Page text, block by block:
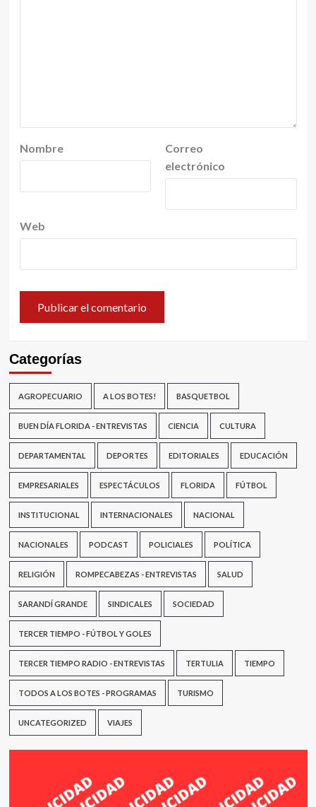
Nombre
Correo
electrónico
Web
Categorías
AGROPECUARIO A LOS BOTES! BASQUETBOL
BUEN DÍA FLORIDA - ENTREVISTAS CIENCIA CULTURA
DEPARTAMENTAL DEPORTES EDITORIALES EDUCACIÓN
EMPRESARIALES ESPECTÁCULOS FLORIDA FÚTBOL
INSTITUCIONAL INTERNACIONALES NACIONAL
NACIONALES PODCAST POLICIALES POLÍTICA
RELIGIÓN ROMPECABEZAS - ENTREVISTAS SALUD
SARANDÍ GRANDE SINDICALES SOCIEDAD
TERCER TIEMPO - FÚTBOL Y GOLES
TERCER TIEMPO RADIO - ENTREVISTAS TERTULIA TIEMPO
TODOS A LOS BOTES - PROGRAMAS TURISMO
UNCATEGORIZED VIAJES